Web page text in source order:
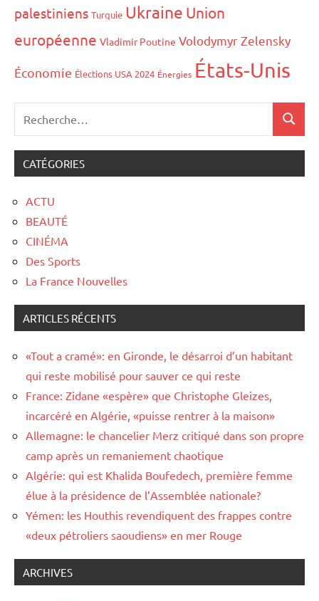
palestiniens Turquie Ukraine Union
européenne Vladimir Poutine Volodymyr Zelensky
Économie Élections USA 2024 Énergies États-Unis
CATÉGORIES
ACTU
BEAUTÉ
CINÉMA
Des Sports
La France Nouvelles
ARTICLES RÉCENTS
«Tout a cramé»: en Gironde, le désarroi d’un habitant
qui reste mobilisé pour sauver ce qui reste
France: Zidane «espère» que Christophe Gleizes,
incarcéré en Algérie, «puisse rentrer à la maison»
Allemagne: le chancelier Merz critiqué dans son propre
camp après un remaniement chaotique
Algérie: qui est Khalida Boufedech, première femme
élue à la présidence de l’Assemblée nationale?
Yémen: les Houthis revendiquent des frappes contre
«deux pétroliers saoudiens» en mer Rouge
ARCHIVES